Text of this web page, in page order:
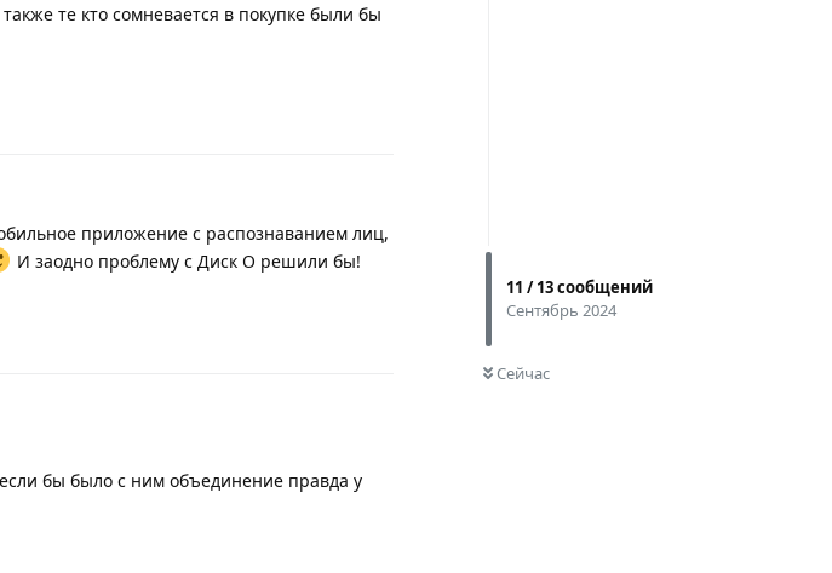
11 /13сообщений
Сентябрь 2024
Сейчас
те кто сомневается в покупке были бы
приложение с распознаванием лиц,
И заодно проблему с Диск О решили бы!
бы было с ним объединение правда у